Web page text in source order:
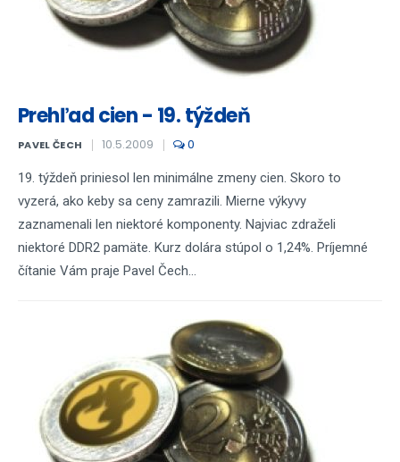
Prehľad cien - 19. týždeň
PAVEL ČECH 10.5.2009 0
19. týždeň priniesol len minimálne zmeny cien. Skoro to
vyzerá, ako keby sa ceny zamrazili. Mierne výkyvy
zaznamenali len niektoré komponenty. Najviac zdraželi
niektoré DDR2 pamäte. Kurz dolára stúpol o 1,24%. Príjemné
čítanie Vám praje Pavel Čech...